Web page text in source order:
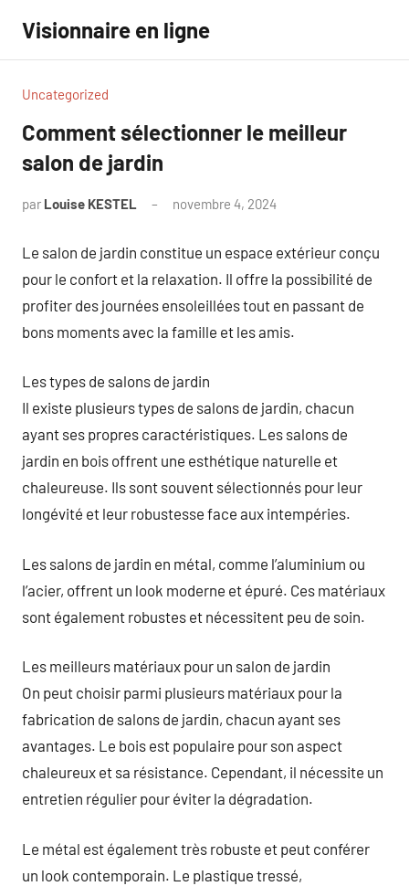
contenu
Visionnaire en ligne
Uncategorized
Comment sélectionner le meilleur
salon de jardin
par Louise KESTEL novembre 4, 2024
Le salon de jardin constitue un espace extérieur conçu
pour le confort et la relaxation. Il offre la possibilité de
profiter des journées ensoleillées tout en passant de
bons moments avec la famille et les amis.
Les types de salons de jardin
Il existe plusieurs types de salons de jardin, chacun
ayant ses propres caractéristiques. Les salons de
jardin en bois offrent une esthétique naturelle et
chaleureuse. Ils sont souvent sélectionnés pour leur
longévité et leur robustesse face aux intempéries.
Les salons de jardin en métal, comme l’aluminium ou
l’acier, offrent un look moderne et épuré. Ces matériaux
sont également robustes et nécessitent peu de soin.
Les meilleurs matériaux pour un salon de jardin
On peut choisir parmi plusieurs matériaux pour la
fabrication de salons de jardin, chacun ayant ses
avantages. Le bois est populaire pour son aspect
chaleureux et sa résistance. Cependant, il nécessite un
entretien régulier pour éviter la dégradation.
Le métal est également très robuste et peut conférer
un look contemporain. Le plastique tressé,